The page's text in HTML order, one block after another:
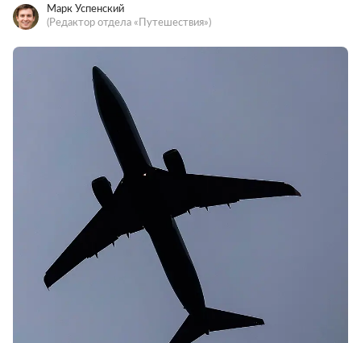
Марк Успенский
(Редактор отдела «Путешествия»)